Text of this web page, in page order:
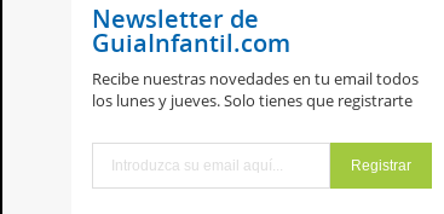
Newsletter de
GuiaInfantil.com
Recibe nuestras novedades en tu email todos
los lunes y jueves. Solo tienes que registrarte